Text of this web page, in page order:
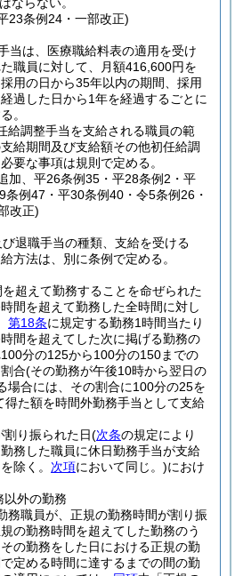
23条例24・一部改正)
当は、医療職給料表の適用を受け
職員に対して、月額416,600円を
用の日から35年以内の期間、採用
過した日から1年を経過するごとに
。
給調整手当を支給される職員の範
給期間及び支給額その他初任給調
要な事項は規則で定める。
加、平26条例35・平28条例2・平
条例47・平30条例40・令5条例26・
改正)
退職手当の種類、支給を受ける
方法は、別に条例で定める。
超えて勤務することを命ぜられた
間を超えて勤務した全時間に対し
第18条に規定する勤務1時間当たり
間を超えてした次に掲げる勤務の
分の125から100分の150までの
合(その勤務が午後10時から翌日の
場合には、その割合に100分の25を
得た額を時間外勤務手当として支給
り振られた日(次条の規定により
務した職員に休日勤務手当が支給
除く。 次項において同じ。)におけ
以外の勤務
務職員が、正規の勤務時間が割り振
の勤務時間を超えてした勤務のう
の勤務をした日における正規の勤
定める時間に達するまでの間の勤